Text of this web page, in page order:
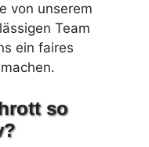
von unserem
Team
ein faires
so